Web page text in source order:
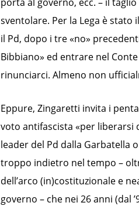
sventolare. Per la Lega è stato
il Pd, dopo i tre «no»
Bibbiano» ed entrare nel
rinunciarci. Almeno non
Eppure, Zingaretti invita i
voto antifascista «per liberarsi
leader del Pd dalla Garbatella
troppo indietro nel tempo –
dell’arco (in)costituzionale e
governo – che nei 26 anni (dal